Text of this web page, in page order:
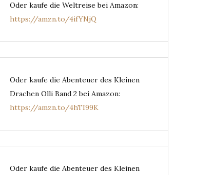
Oder kaufe die Weltreise bei Amazon:
https://amzn.to/4ifYNjQ
Oder kaufe die Abenteuer des Kleinen
Drachen Olli Band 2 bei Amazon:
https://amzn.to/4hTI99K
Oder kaufe die Abenteuer des Kleinen